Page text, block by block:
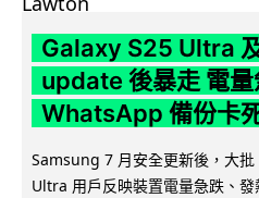
Galaxy S25 Ultra
update 後暴走 電
WhatsApp 備份卡
Samsung 7 月安全更新後，大
Ultra 用戶反映裝置電量急跌、